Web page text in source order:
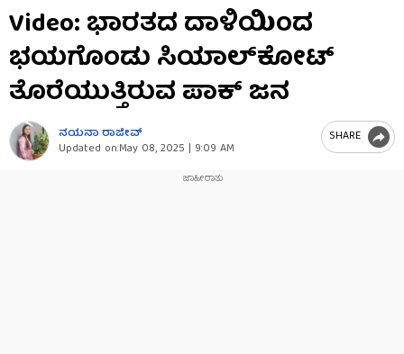
of
11
seconds
Video: ಭಾರತದ ದಾಳಿಯಿಂದ
ಭಯಗೊಂಡು ಸಿಯಾಲ್​ಕೋಟ್
ತೊರೆಯುತ್ತಿರುವ ಪಾಕ್ ಜನ
ನಯನಾ ರಾಜೀವ್
Updated on:May 08, 2025 | 9:09 AM
SHARE